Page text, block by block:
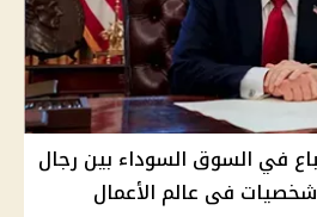
في السوق السوداء بين رجال
فى عالم الأعمال